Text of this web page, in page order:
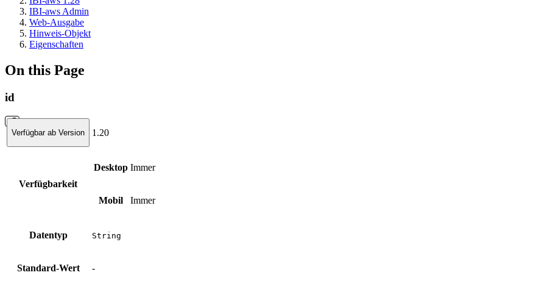
IBI-aws Admin
Web-Ausgabe
Hinweis-Objekt
Eigenschaften
On this Page
id
Verfügbar ab Version 1.20
Verfügbarkeit
Desktop Immer
Mobil Immer
Datentyp String
Standard-Wert -